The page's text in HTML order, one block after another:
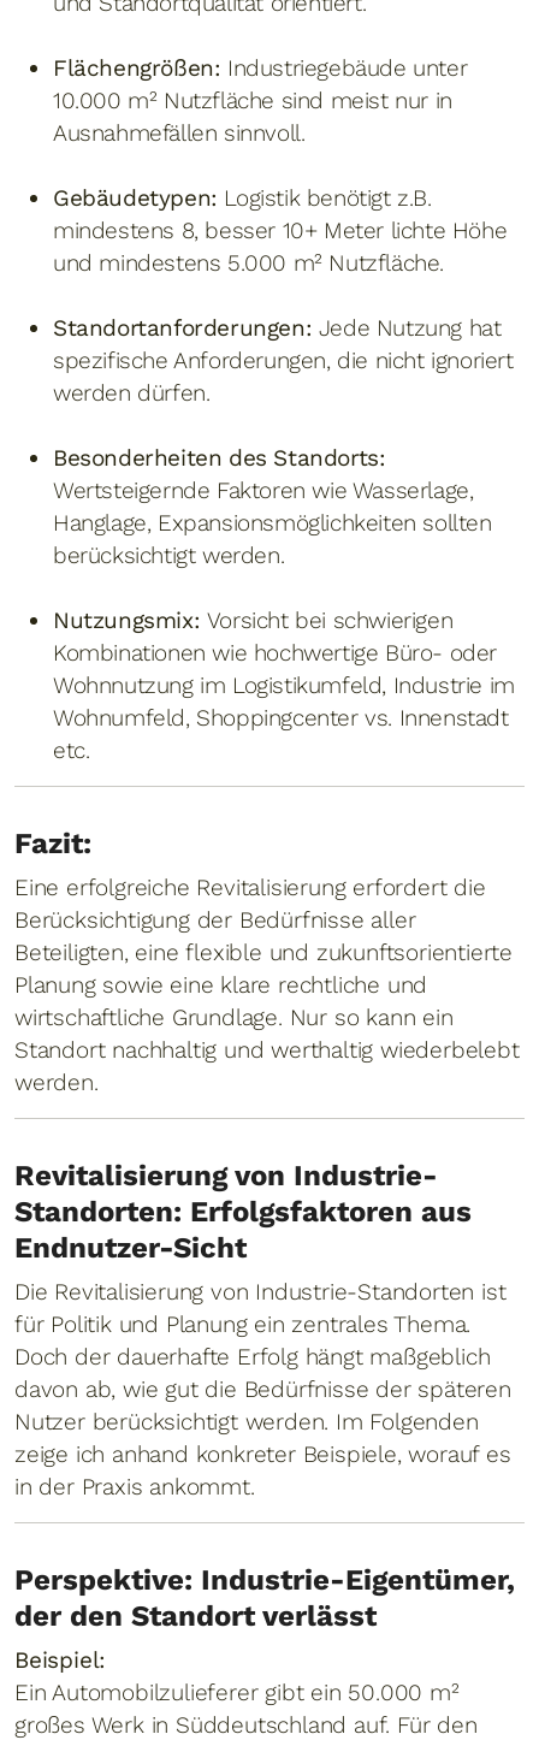
Flächengrößen: Industriegebäude unter
10.000 m² Nutzfläche sind meist nur in
Ausnahmefällen sinnvoll.
Gebäudetypen: Logistik benötigt z.B.
mindestens 8, besser 10+ Meter lichte Höhe
und mindestens 5.000 m² Nutzfläche.
Standortanforderungen: Jede Nutzung hat
spezifische Anforderungen, die nicht ignoriert
werden dürfen.
Besonderheiten des Standorts:
Wertsteigernde Faktoren wie Wasserlage,
Hanglage, Expansionsmöglichkeiten sollten
berücksichtigt werden.
Nutzungsmix: Vorsicht bei schwierigen
Kombinationen wie hochwertige Büro- oder
Wohnnutzung im Logistikumfeld, Industrie im
Wohnumfeld, Shoppingcenter vs. Innenstadt
etc.
Fazit:
Eine erfolgreiche Revitalisierung erfordert die
Berücksichtigung der Bedürfnisse aller
Beteiligten, eine flexible und zukunftsorientierte
Planung sowie eine klare rechtliche und
wirtschaftliche Grundlage. Nur so kann ein
Standort nachhaltig und werthaltig wiederbelebt
werden.
Revitalisierung von Industrie-
Standorten: Erfolgsfaktoren aus
Endnutzer-Sicht
Die Revitalisierung von Industrie-Standorten ist
für Politik und Planung ein zentrales Thema.
Doch der dauerhafte Erfolg hängt maßgeblich
davon ab, wie gut die Bedürfnisse der späteren
Nutzer berücksichtigt werden. Im Folgenden
zeige ich anhand konkreter Beispiele, worauf es
in der Praxis ankommt.
Perspektive: Industrie-Eigentümer,
der den Standort verlässt
Beispiel:
Ein Automobilzulieferer gibt ein 50.000 m²
großes Werk in Süddeutschland auf. Für den